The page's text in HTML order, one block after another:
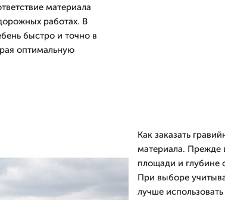
материала
работах. В
быстро и точно в
оптимальную
Как заказать
материала. Прежде
площади и глубине
При выборе
лучше